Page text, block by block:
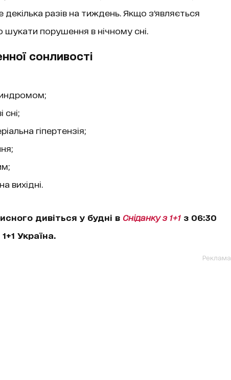
разів на тиждень. Якщо зʼявляється
шукати порушення в нічному сні.
сонливості
сні;
гіпертензія;
вихідні.
дивіться у будні в Сніданку з 1+1з 06:30
Україна.
Реклама